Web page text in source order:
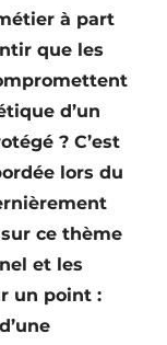
à part
que les
d’un
? C’est
lors du
ce thème
et les
un point :